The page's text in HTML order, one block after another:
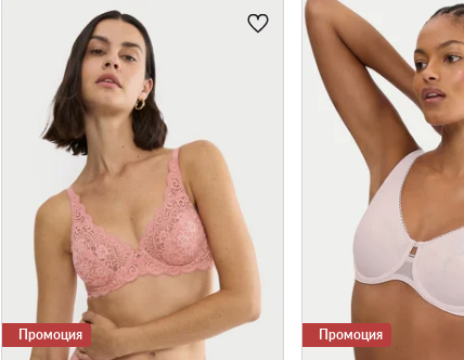
Промоция Промоция